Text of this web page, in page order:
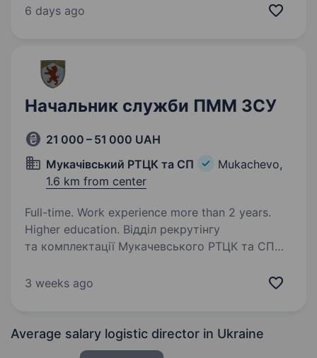
корпусу Національної гвардії України «Азов».
наразі набирає…
6 days ago
Начальник служби ПММ ЗСУ
21 000 – 51 000 UAH
Мукачівський РТЦК та СП
Mukachevo,
1.6 km from center
Full-time. Work experience more than 2 years.
Higher education. Відділ рекрутінгу
та комплектації Мукачевського РТЦК та СП
проходження військової служби
територіальному центрі…
3 weeks ago
Average salary logistic director in Ukraine